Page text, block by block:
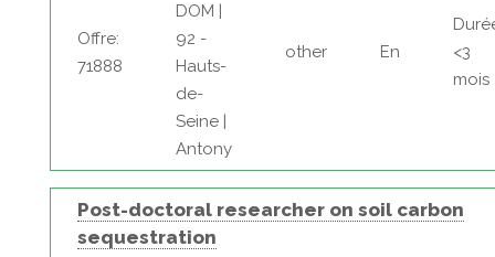
Offre:
71888
DOM |
92 -
Hauts-
de-
Seine |
Antony
other En
<3
mois
Post-doctoral researcher on soil carbon
sequestration